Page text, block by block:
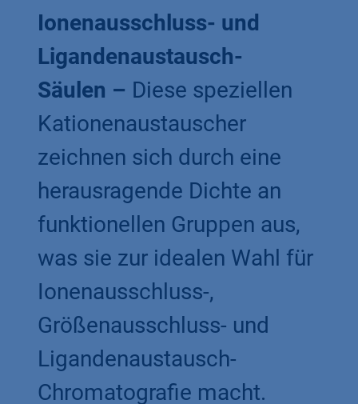
Ionenausschluss- und
Ligandenaustausch-
Säulen – Diese speziellen
Kationenaustauscher
zeichnen sich durch eine
herausragende Dichte an
funktionellen Gruppen aus,
was sie zur idealen Wahl für
Ionenausschluss-,
Größenausschluss- und
Ligandenaustausch-
Chromatografie macht.